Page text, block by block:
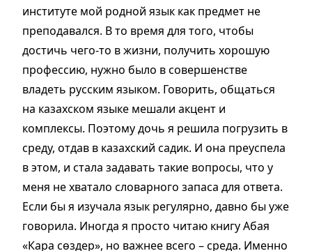
институте мой родной язык как предмет не
преподавался. В то время для того, чтобы
достичь чего-то в жизни, получить хорошую
профессию, нужно было в совершенстве
владеть русским языком. Говорить, общаться
на казахском языке мешали акцент и
комплексы. Поэтому дочь я решила погрузить в
среду, отдав в казахский садик. И она преуспела
в этом, и стала задавать такие вопросы, что у
меня не хватало словарного запаса для ответа.
Если бы я изучала язык регулярно, давно бы уже
говорила. Иногда я просто читаю книгу Абая
«Кара сөздер», но важнее всего – среда. Именно